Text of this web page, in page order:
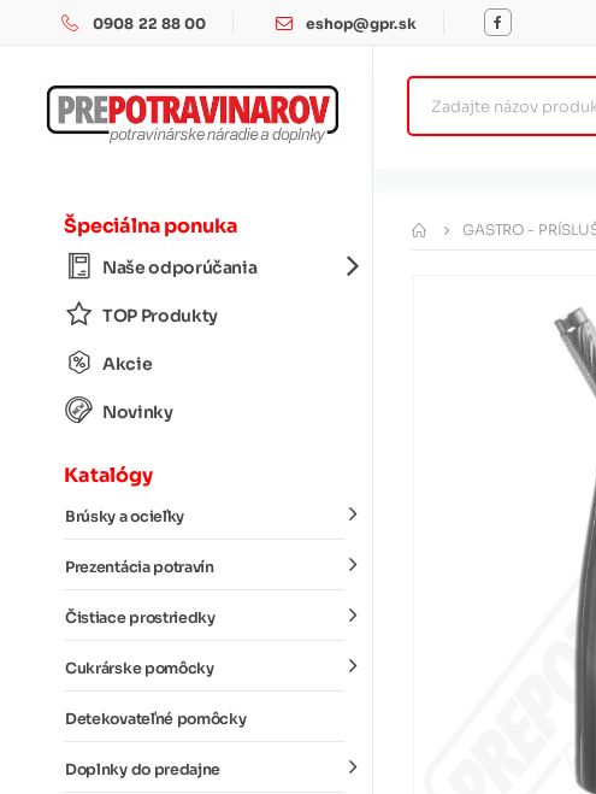
0908 22 88 00 eshop@gpr.sk
Špeciálna ponuka
Naše odporúčania
TOP Produkty
Akcie
Novinky
Katalógy
Brúsky a ocieľky
Prezentácia potravín
Čistiace prostriedky
Cukrárske pomôcky
Detekovateľné pomôcky
Doplnky do predajne
GASTRO -